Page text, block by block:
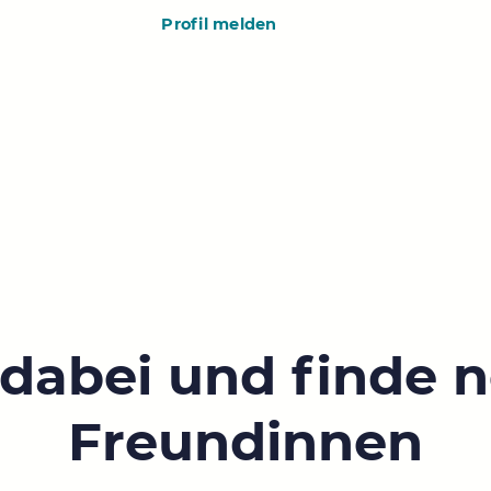
Profil melden
und finde
Freundinnen